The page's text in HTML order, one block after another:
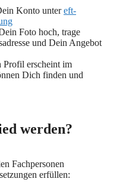
Konto untereft-
Foto hoch, trage
und Dein Angebot
Profil erscheint im
Dich finden und
werden?
Fachpersonen
erfüllen: